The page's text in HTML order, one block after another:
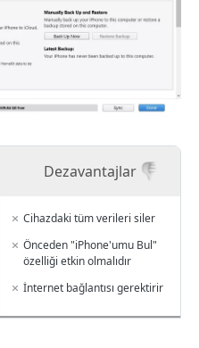
Dezavantajlar
Cihazdaki tüm verileri siler
Önceden "iPhone'umu Bul"
özelliği etkin olmalıdır
İnternet bağlantısı gerektirir